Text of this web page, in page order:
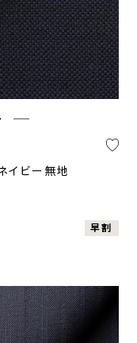
イビー無地
早割